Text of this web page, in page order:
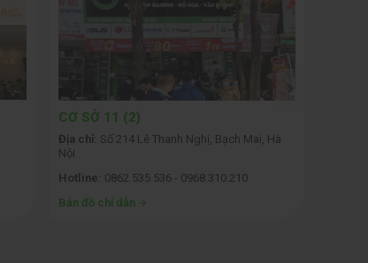
CƠ SỞ 11 (2)
Địa chỉ: Số 214 Lê Thanh Nghị, Bạch Mai, Hà
Nội
Hotline: 0862.535.536 - 0968.310.210
Bản đồ chỉ dẫn